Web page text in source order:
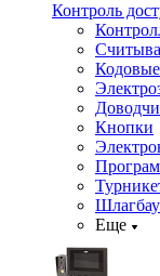
Контроль
Кнопки
Еще